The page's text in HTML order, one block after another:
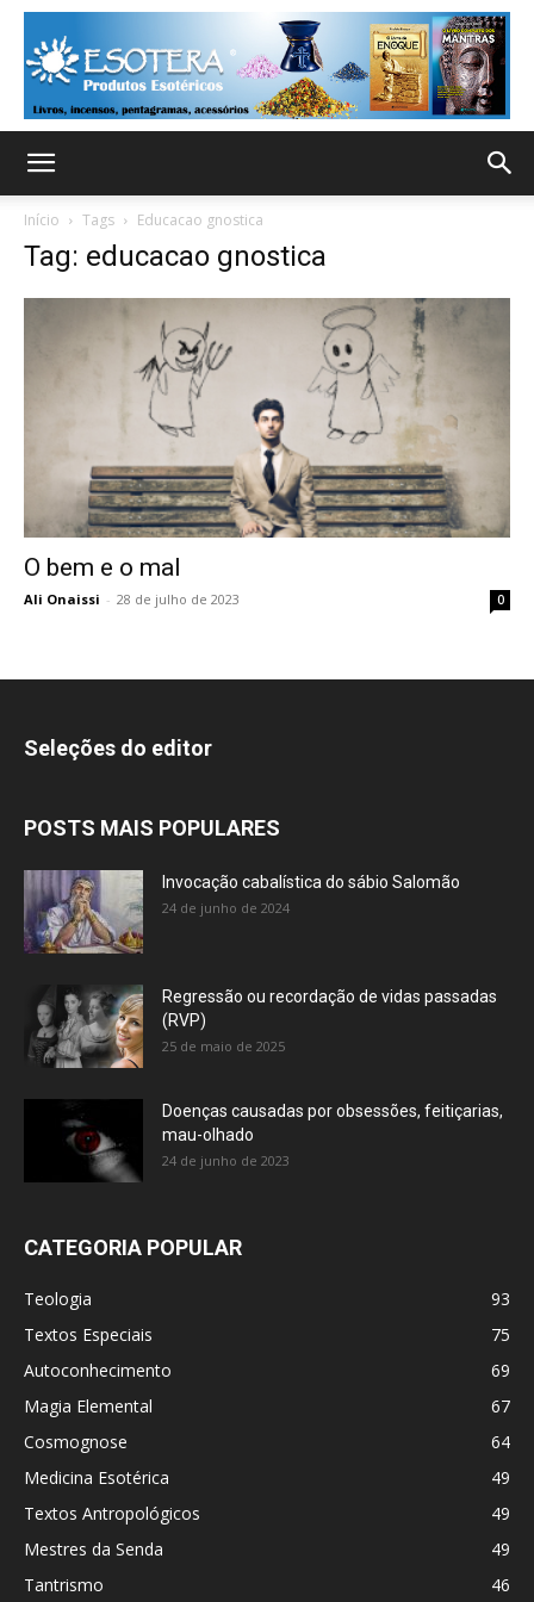
Início Tags Educacao gnostica
Tag: educacao gnostica
O bem e o mal
Ali Onaissi - 28 de julho de 2023 0
Seleções do editor
POSTS MAIS POPULARES
Invocação cabalística do sábio Salomão
24 de junho de 2024
Regressão ou recordação de vidas passadas
(RVP)
25 de maio de 2025
Doenças causadas por obsessões, feitiçarias,
mau-olhado
24 de junho de 2023
CATEGORIA POPULAR
Teologia
93
Textos Especiais
75
Autoconhecimento
69
Magia Elemental
67
Cosmognose
64
Medicina Esotérica
49
Textos Antropológicos
49
Mestres da Senda
49
Tantrismo
46